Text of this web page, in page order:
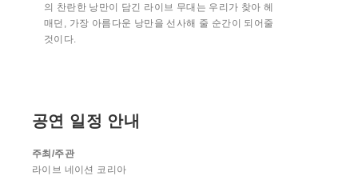
의 찬란한 낭만이 담긴 라이브 무대는 우리가 찾아 헤
매던, 가장 아름다운 낭만을 선사해 줄 순간이 되어줄
것이다.
공연 일정 안내
주최/주관
라이브 네이션 코리아